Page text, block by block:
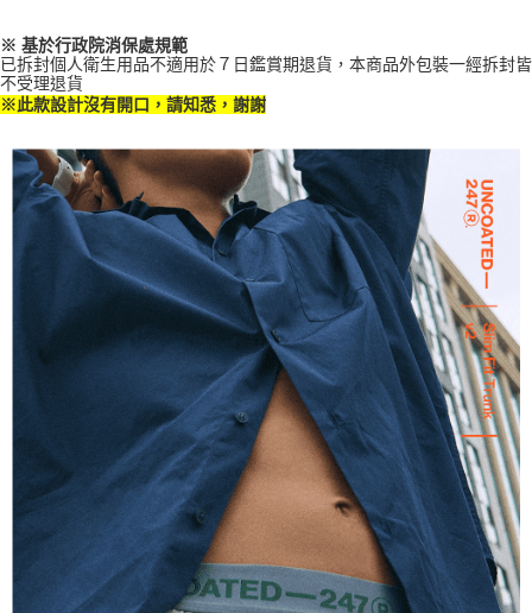
用戶於交易時，得透過本服務購買商品或服務，並由商店將買賣／分期付款
買賣價金債權讓與本公司後，依約使用本公司帳單繳交帳款。
2.基於同意付款使用「大哥付你分期」之契約關係目的，商店將以您的個人
資料（包含姓名、電話或地址）提供予台灣大哥大進項蒐集、處理及利用，
3.完整用戶服務條款，請詳閱以下連結：https://oppay.tw/userRule
購買商品的店家。未經商家同意取消之訂單仍視為有效，需透過AFTEE先享
後付繳納相關費用。
※ 交易是否成功請以「AFTEE先享後付 」之結帳頁面顯示為準，若有關於
是否繳費成功／繳費後需取消欲退款等相關疑問，請聯繫「AFTEE先享後付
【注意事項】
１．透過由恩沛科技股份有限公司提供之「AFTEE先享後付」服務完成之交
易，需依本服務之必要範圍內提供個人資料，並將交易相關給付款項請求債
權轉讓予恩沛科技股份有限公司。
２．關於個人資料處理事宜，請瀏覽以下網址：
https://aftee.tw/terms/#terms3
３．未成年的使用者請事先徵得法定代理人或監護人之同意方可使用
「AFTEE先享後付」，若未經同意申辦者引起之損失，本公司不負相關責
４．使用「AFTEE先享後付」時，將依據個別帳號之用戶狀況，依本公司即
時審查核予不同之上限額度；若仍有額度不足之情形，本公司將視審查結果
請求用戶進行身份認證。
５．嚴禁一人註冊多個帳號或使用他人資訊註冊。若發現惡意使用之情形，
恩沛科技股份有限公司將有權停止該用戶之使用額度並採取法律行動。
每筆NT$100，滿NT$1,200(含以上)免運費
京站台北店客服中心(1F星巴克旁) 即日起不提供京站紙袋，取件時
免運費
※ 基於行政院消保處規範
已拆封個人衛生用品不適用於７日鑑賞期退貨，本商品外包裝一經拆封皆
不受理退貨
※此款設計沒有開口，請知悉，謝謝